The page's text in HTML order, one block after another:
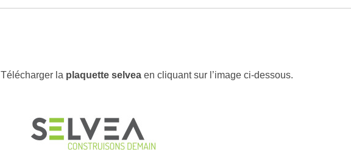
Télécharger la plaquette selvea en cliquant sur l’image ci-dessous.